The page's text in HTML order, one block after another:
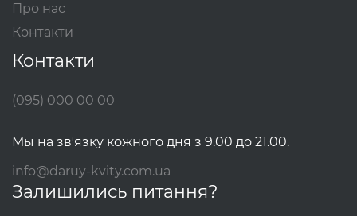
Про нас
Контакти
Контакти
(095) 000 00 00
Мы на звʼязку кожного дня з 9.00 до 21.00.
info@daruy-kvity.com.ua
Залишились питання?